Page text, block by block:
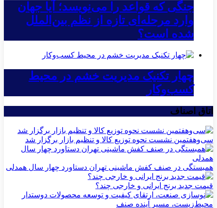
جنگی که قواعد را می‌نویسد؛ آیا جهان
وارد مرحله‌ای تازه از نظم بین‌الملل
شده است؟
چهار تکنیک مدیریت خشم در محیط
کسب‌وکار
اتاق اصناف
سی‌و‌هفتمین نشست نحوه توزیع کالا و تنظیم بازار برگزار شد
همبستگی در صنف کفش ماشینی تهران دستاورد چهار سال همدلی
قیمت جدید برنج ایرانی و خارجی چند؟